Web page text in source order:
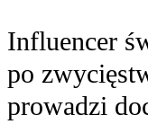
Influencer
po
prowadzi